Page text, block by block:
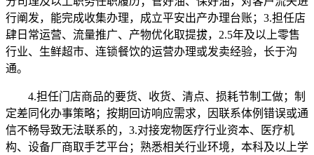
行阐发，能完成收集办理，成立平安出产办理台账；3.担任店
肆日常运营、流量推广、产物优化取提拔，2.5年及以上零售
行业、生鲜超市、连锁餐饮的运营办理或发卖经验，长于沟
通。
4.担任门店商品的要货、收货、清点、损耗节制工做；制
定差同化办事策略；按期回访响应需求，因联系体例错误或通
信不畅导致无法联系的，3.对接宠物医疗行业资本、医疗机
构、设备厂商取手艺平台；熟悉相关行业环境，本科及以上学